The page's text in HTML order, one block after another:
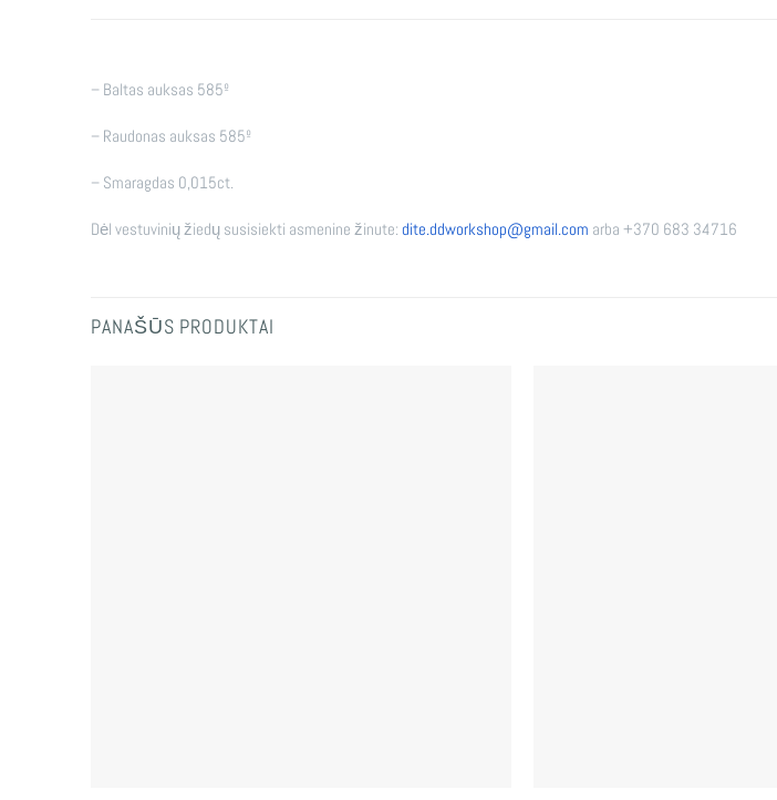
– Baltas auksas 585º
– Raudonas auksas 585º
– Smaragdas 0,015ct.
Dėl vestuvinių žiedų susisiekti asmenine žinute: dite.ddworkshop@gmail.com arba +370 683 34716
PANAŠŪS PRODUKTAI